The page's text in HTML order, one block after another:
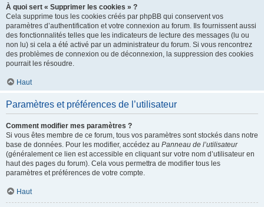
À quoi sert « Supprimer les cookies » ?
Cela supprime tous les cookies créés par phpBB qui conservent vos
paramètres d’authentification et votre connexion au forum. Ils fournissent aussi
des fonctionnalités telles que les indicateurs de lecture des messages (lu ou
non lu) si cela a été activé par un administrateur du forum. Si vous rencontrez
des problèmes de connexion ou de déconnexion, la suppression des cookies
pourrait les résoudre.
Haut
Paramètres et préférences de l’utilisateur
Comment modifier mes paramètres ?
Si vous êtes membre de ce forum, tous vos paramètres sont stockés dans notre
base de données. Pour les modifier, accédez au Panneau de l’utilisateur
(généralement ce lien est accessible en cliquant sur votre nom d’utilisateur en
haut des pages du forum). Cela vous permettra de modifier tous les
paramètres et préférences de votre compte.
Haut